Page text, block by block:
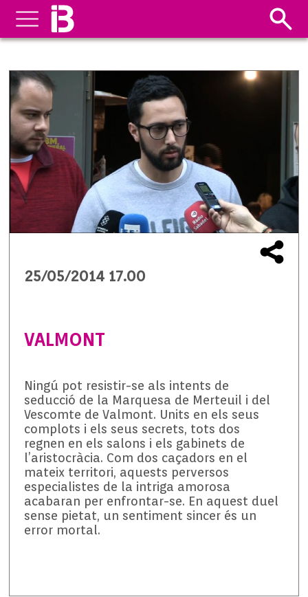
25/05/2014 17.00
VALMONT
Ningú pot resistir-se als intents de
seducció de la Marquesa de Merteuil i del
Vescomte de Valmont. Units en els seus
complots i els seus secrets, tots dos
regnen en els salons i els gabinets de
l’aristocràcia. Com dos caçadors en el
mateix territori, aquests perversos
especialistes de la intriga amorosa
acabaran per enfrontar-se. En aquest duel
sense pietat, un sentiment sincer és un
error mortal.